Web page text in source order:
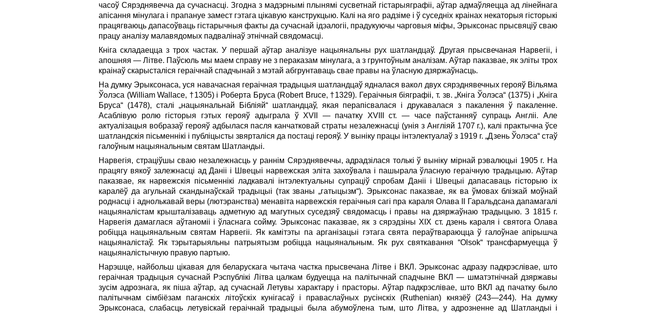
часоў Сярэднявечча да сучаснасці. Згодна з мадэрнымі плынямі сусветнай гістарыяграфіі, аўтар адмаўляецца ад лінейнага
апісання мінулага і прапануе замест гэтага цікавую канструкцыю. Калі на яго радзіме і ў суседніх краінах некаторыя гісторыкі
працягваюць дапасоўваць гістарычныя факты да сучаснай ідэалогіі, прадукуючы чарговыя міфы, Эрыксонас прысвяціў сваю
працу аналізу малавядомых падвалінаў этнічнай свядомасці.
Кніга складаецца з трох частак. У першай аўтар аналізуе нацыянальны рух шатландцаў. Другая прысвечаная Нарвегіі, і
апошняя — Літве. Паўсюль мы маем справу не з пераказам мінулага, а з грунтоўным аналізам. Аўтар паказвае, як эліты трох
краінаў скарысталіся гераічнай спадчынай з мэтай аб­грунтаваць свае правы на ўласную дзяржаўнасць.
На думку Эрыксонаса, уся навачасная гераічная традыцыя шатландцаў ядналася вакол двух сярэднявечных герояў Вільяма
Ўолэса (William Wallace, †1305) і Роберта Бруса (Robert Bruce, †1329). Гераічныя біяграфіі, т. зв. „Кніга Ўолэса“ (1375) і „Кніга
Бруса“ (1478), сталі „нацыянальнай Бібліяй“ шатландцаў, якая перапісвалася і друкавалася з пакалення ў пакаленне.
Асаблівую ролю гісторыя гэтых герояў адыграла ў ХVII — пачатку ХVIII ст. — часе паўстанняў супраць Англіі. Але
актуaлізацыя вобразаў герояў адбылася пасля канчатковай страты незалежнасці (унія з Англіяй 1707 г.), калі практычна ўсе
шатландскія пісьменнікі і публіцысты звярталіся да постаці герояў. У выніку працы інтэлектуалаў з 1919 г. „Дзень Ўолэса“ стаў
галоўным нацыянальным святам Шатландыі.
Нарвегія, страціўшы сваю незалежнасць у раннім Сярэд­ня­веччы, адрадзілася толькі ў выніку мірнай рэвалюцыі 1905 г. На
працягу вякоў залежнасці ад Даніі і Швецыі нарвежская эліта захоўвала і пашырала ўласную гераічную традыцыю. Аўтар
паказвае, як нарвежскія пісьменнікі ладкавалі інтэлектуальны супраціў спробам Даніі і Швецыі дапасаваць гісторыю іх
каралёў да агульнай скандынаўскай традыцыі (так званы „гатыцызм“). Эрыксонас паказвае, як ва ўмовах блізкай моўнай
роднасці і аднолькавай веры (лютэранства) менавіта нарвежскія гераічныя сагі пра караля Олава II Гаральдсана дапамагалі
нацыяналістам крышталізаваць адметную ад магутных суседзяў свядомасць і правы на дзяржаўнаю традыцыю. З 1815 г.
Нарвегія дамаглася аўтаноміі і ўласнага сойму. Эрыксонас паказвае, як з сярэдзіны ХIХ ст. дзень караля і святога Олава
робіцца нацыянальным святам Нарвегіі. Як камітэты па арганізацыі гэтага свята пераўтвараюцца ў галоўнае апірышча
нацыяналістаў. Як тэрытарыяльны патрыятызм робіцца нацыянальным. Як рух святкавання “Olsok“ трансфармуецца ў
нацыяналістычную правую партыю.
Нарэшце, найбольш цікавая для беларускага чытача частка прысвечана Літве і ВКЛ. Эрыксонас адразу падкрэслівае, што
гераічная традыцыя сучаснай Рэспублікі Літва цалкам будуецца на палітычнай спадчыне ВКЛ — шматэтнічнай дзяржавы
зусім адрознага, як піша аўтар, ад сучаснай Летувы характару і прасторы. Аўтар падкрэслівае, што ВКЛ ад пачатку было
палітычнам сімбіёзам паганскіх літоўскіх кунігасаў і права­слаўных русінскіх (Ruthenian) князёў (243—244). На думку
Эрыксонаса, слабасць летувіскай гераічнай традыцыі была абумоўлена тым, што Літва, у адрозненне ад Шатландыі і